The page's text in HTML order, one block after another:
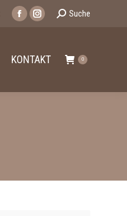
Facebook
in
Instagram
in
Search:
Suche
KONTAKT 0